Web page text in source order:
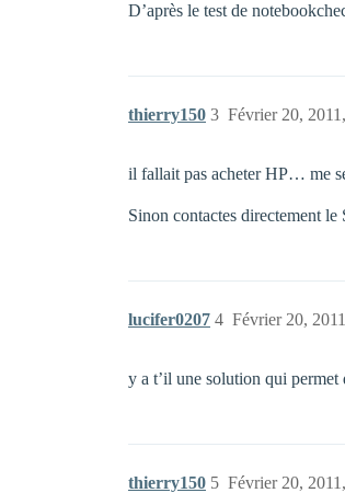
D’après le test de
thierry150 Février 20,
3
il fallait pas acheter HP… me
Sinon contactes directement
lucifer0207 Février 20,
4
y a t’il une solution qui permet
thierry150 Février 20,
5